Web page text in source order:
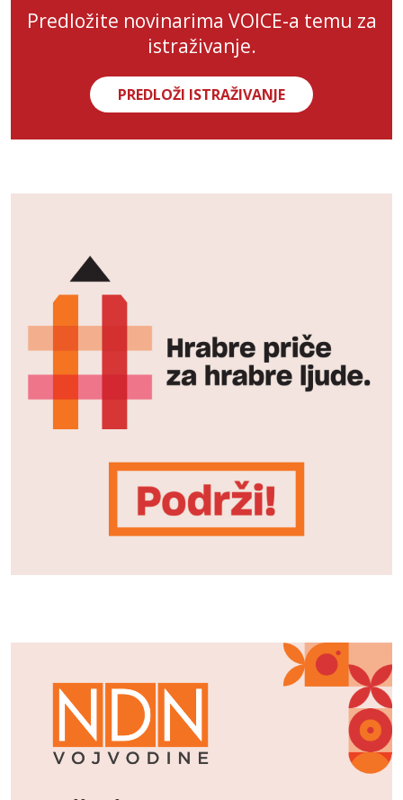
Predložite novinarima VOICE-a temu za
istraživanje.
PREDLOŽI ISTRAŽIVANJE